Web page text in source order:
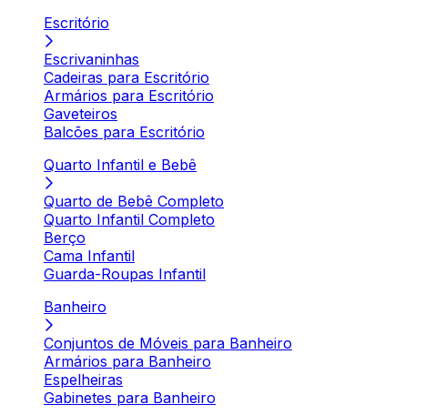
Escritório
Escrivaninhas
Cadeiras para Escritório
Armários para Escritório
Gaveteiros
Balcões para Escritório
Quarto Infantil e Bebê
Quarto de Bebê Completo
Quarto Infantil Completo
Berço
Cama Infantil
Guarda-Roupas Infantil
Banheiro
Conjuntos de Móveis para Banheiro
Armários para Banheiro
Espelheiras
Gabinetes para Banheiro